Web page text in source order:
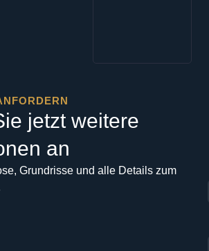
jetzt weitere
an
Grundrisse und alle Details zum